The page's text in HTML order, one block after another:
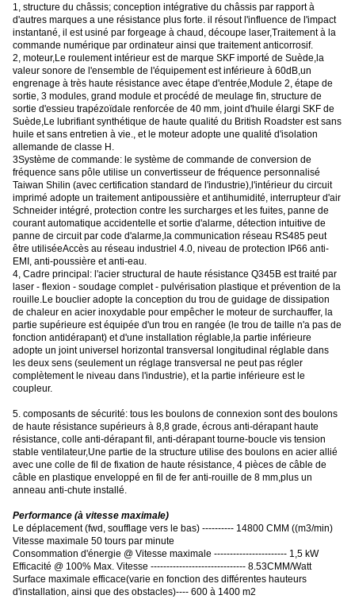
1, structure du châssis; conception intégrative du châssis par rapport à
d'autres marques a une résistance plus forte. il résout l'influence de l'impact
instantané, il est usiné par forgeage à chaud, découpe laser,Traitement à la
commande numérique par ordinateur ainsi que traitement anticorrosif.
2, moteur,Le roulement intérieur est de marque SKF importé de Suède,la
valeur sonore de l'ensemble de l'équipement est inférieure à 60dB,un
engrenage à très haute résistance avec étape d'entrée,Module 2, étape de
sortie, 3 modules, grand module et procédé de meulage fin, structure de
sortie d'essieu trapézoïdale renforcée de 40 mm, joint d'huile élargi SKF de
Suède,Le lubrifiant synthétique de haute qualité du British Roadster est sans
huile et sans entretien à vie., et le moteur adopte une qualité d'isolation
allemande de classe H.
3Système de commande: le système de commande de conversion de
fréquence sans pôle utilise un convertisseur de fréquence personnalisé
Taiwan Shilin (avec certification standard de l'industrie),l'intérieur du circuit
imprimé adopte un traitement antipoussière et antihumidité, interrupteur d'air
Schneider intégré, protection contre les surcharges et les fuites, panne de
courant automatique accidentelle et sortie d'alarme, détection intuitive de
panne de circuit par code d'alarme,la communication réseau RS485 peut
être utiliséeAccès au réseau industriel 4.0, niveau de protection IP66 anti-
EMI, anti-poussière et anti-eau.
4, Cadre principal: l'acier structural de haute résistance Q345B est traité par
laser - flexion - soudage complet - pulvérisation plastique et prévention de la
rouille.Le bouclier adopte la conception du trou de guidage de dissipation
de chaleur en acier inoxydable pour empêcher le moteur de surchauffer, la
partie supérieure est équipée d'un trou en rangée (le trou de taille n'a pas de
fonction antidérapant) et d'une installation réglable,la partie inférieure
adopte un joint universel horizontal transversal longitudinal réglable dans
les deux sens (seulement un réglage transversal ne peut pas régler
complètement le niveau dans l'industrie), et la partie inférieure est le
coupleur.
5. composants de sécurité: tous les boulons de connexion sont des boulons
de haute résistance supérieurs à 8,8 grade, écrous anti-dérapant haute
résistance, colle anti-dérapant fil, anti-dérapant tourne-boucle vis tension
stable ventilateur,Une partie de la structure utilise des boulons en acier allié
avec une colle de fil de fixation de haute résistance, 4 pièces de câble de
câble en plastique enveloppé en fil de fer anti-rouille de 8 mm,plus un
anneau anti-chute installé.
Performance (à vitesse maximale)
Le déplacement (fwd, soufflage vers le bas) ---------- 14800 CMM ((m3/min)
Vitesse maximale 50 tours par minute
Consommation d'énergie @ Vitesse maximale ----------------------- 1,5 kW
Efficacité @ 100% Max. Vitesse ------------------------------ 8.53CMM/Watt
Surface maximale efficace(varie en fonction des différentes hauteurs
d'installation, ainsi que des obstacles)---- 600 à 1400 m2